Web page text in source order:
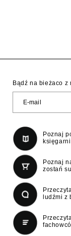
Bądź na bieżaco
Poznaj
księgarni
Poznaj
zostań
ludźmi z